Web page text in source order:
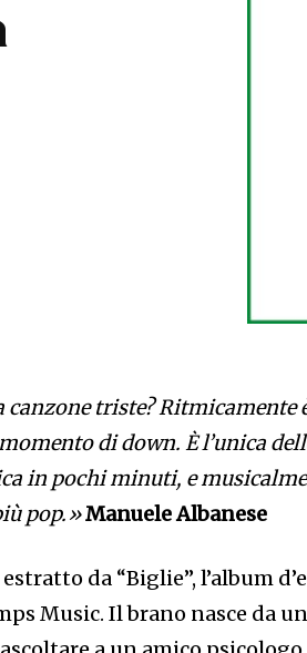
canzone triste? Ritmicamente
di down. È l’unica
in pochi minuti, e
pop.»Manuele Albanese
da “Biglie”, l’album
Music. Il brano nasce da